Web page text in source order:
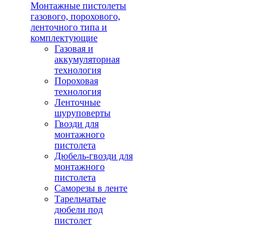
Монтажные пистолеты
газового, порохового,
ленточного типа и
комплектующие
Газовая и
аккумуляторная
технология
Пороховая
технология
Ленточные
шуруповерты
Гвозди для
монтажного
пистолета
Дюбель-гвозди для
монтажного
пистолета
Саморезы в ленте
Тарельчатые
дюбели под
пистолет